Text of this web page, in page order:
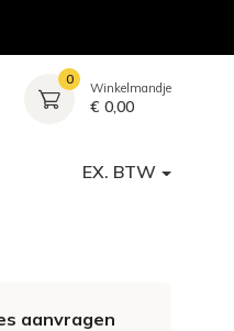
0
Winkelmandje
€ 0,00
EX. BTW
aanvragen